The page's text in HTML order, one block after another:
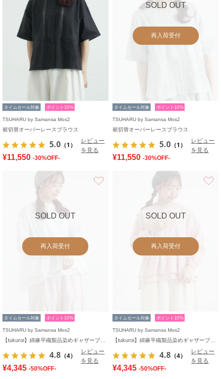
タイムセール対象 ポイント10%
TSUHARU by Samansa Mos2
裾切替オーバーレースブラウス
5.0 （1）
レビュー
を見る
¥11,550 -30%OFF-
SOLD OUT
再入荷受付
タイムセール対象 ポイント10%
TSUHARU by Samansa Mos2
裾切替オーバーレースブラウス
5.0 （1）
レビュー
を見る
¥11,550 -30%OFF-
SOLD OUT
再入荷受付
タイムセール対象 ポイント10%
TSUHARU by Samansa Mos2
4.8 （4）
レビュー
を見る
¥4,345 -50%OFF-
SOLD OUT
再入荷受付
タイムセール対象 ポイント10%
TSUHARU by Samansa Mos2
4.8 （4）
レビュー
を見る
¥4,345 -50%OFF-